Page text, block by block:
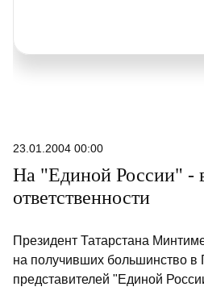
23.01.2004 00:00
На "Единой России" -
ответственности
Президент Татарстана
на получивших большинство в
представителей "Единой